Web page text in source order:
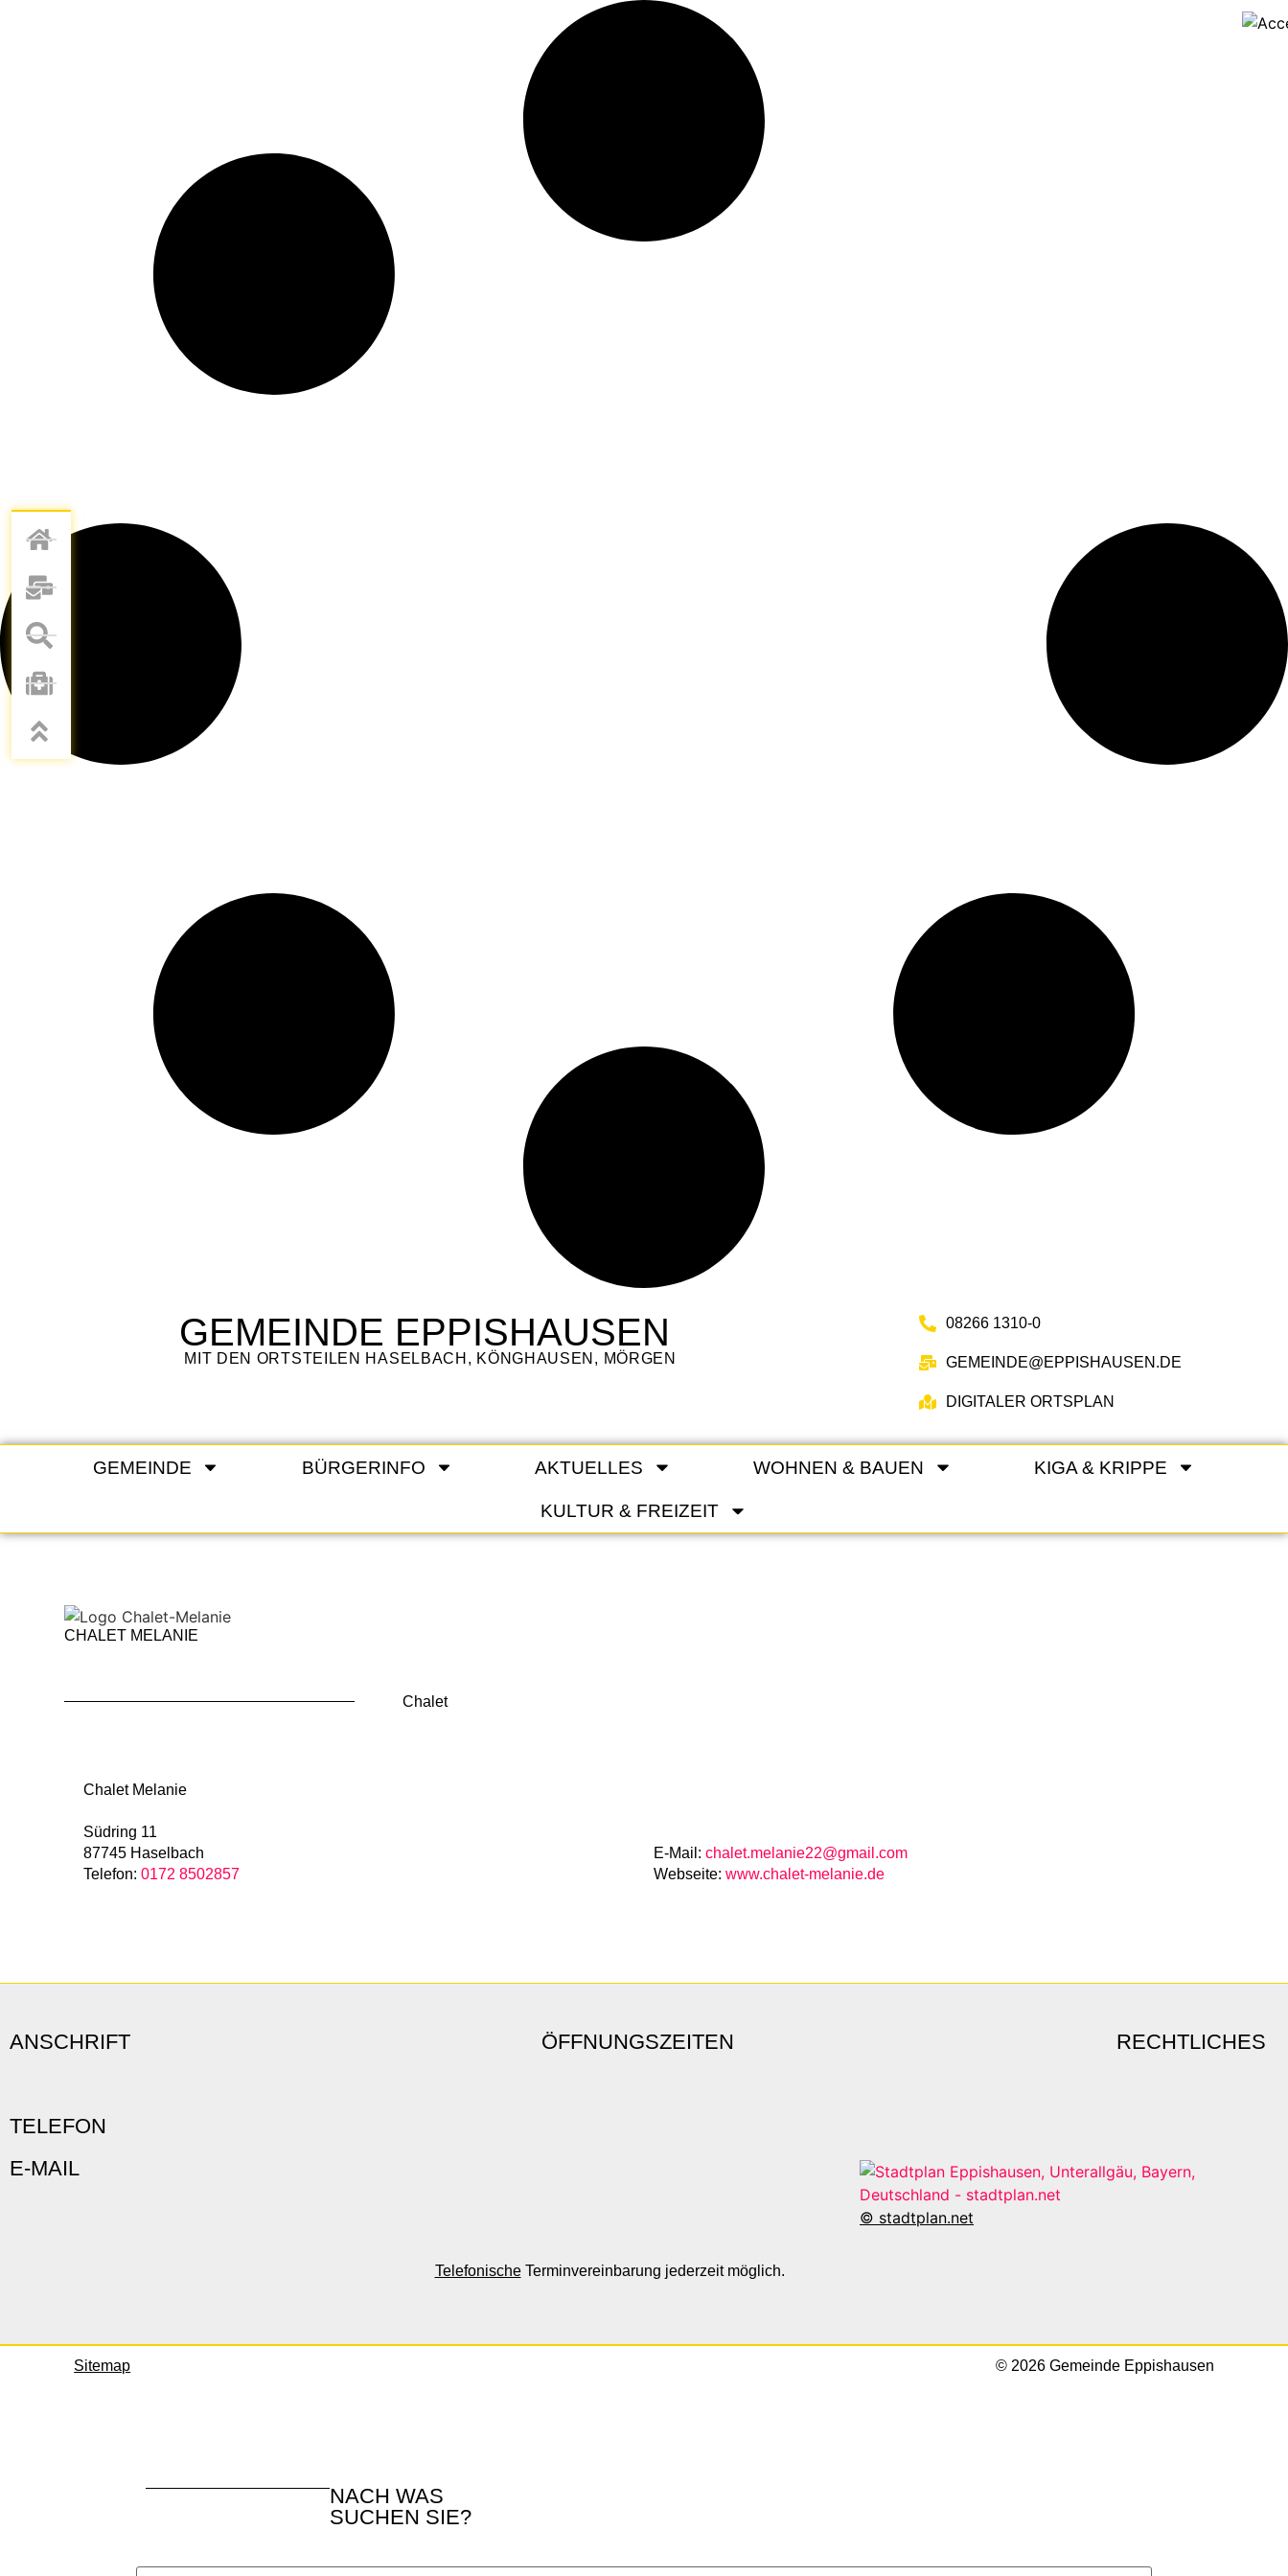
GEMEINDE EPPISHAUSEN
MIT DEN ORTSTEILEN HASELBACH, KÖNGHAUSEN, MÖRGEN
08266 1310-0
GEMEINDE@EPPISHAUSEN.DE
DIGITALER ORTSPLAN
GEMEINDE BÜRGERINFO AKTUELLES WOHNEN & BAUEN KIGA & KRIPPE
KULTUR & FREIZEIT
CHALET MELANIE
Chalet
Chalet Melanie
Südring 11
87745 Haselbach
Telefon:0172 8502857
E-Mail: chalet.melanie22@gmail.com
Webseite: www.chalet-melanie.de
ANSCHRIFT
TELEFON
E-MAIL
ÖFFNUNGSZEITEN
TelefonischeTerminvereinbarung jederzeit möglich.
RECHTLICHES
© stadtplan.net
Sitemap © 2026 Gemeinde Eppishausen
NACH WAS
SUCHEN SIE?